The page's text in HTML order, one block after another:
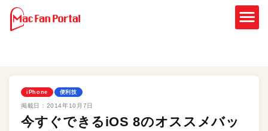
iPhone 便利技
掲載日： 2014年10月7日
今すぐできるiOS 8のオススメバッ